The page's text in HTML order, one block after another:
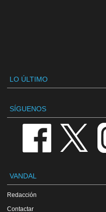
LO ÚLTIMO
SÍGUENOS
VANDAL
Redacción
Contactar